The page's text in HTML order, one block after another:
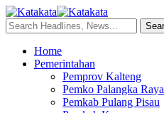
Home
Pemerintahan
Pemprov Kalteng
Pemko Palangka Raya
Pemkab Pulang Pisau